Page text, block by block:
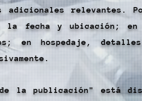
adicionales relevantes.
la fecha y ubicación; en
en hospedaje,
la publicación" está